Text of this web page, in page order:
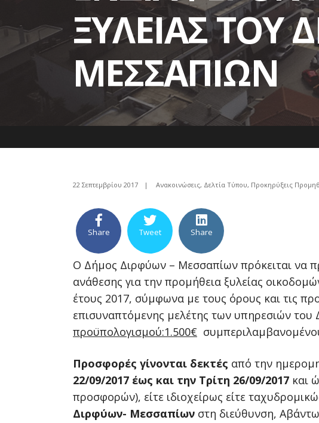
ΞΥΛΕΙΑΣ ΤΟΥ
ΜΕΣΣΑΠΙΩΝ
22 Σεπτεμβρίου 2017 | Ανακοινώσεις, Δελτία Τύπου, Προκηρύξεις
Share Tweet Share
Ο Δήμος Διρφύων – Μεσσαπίων πρόκειται να
ανάθεσης για την προμήθεια ξυλείας
έτους 2017, σύμφωνα με τους όρους και τις
επισυναπτόμενης μελέτης των υπηρεσιών του
προϋπολογισμού:1.500€
Προσφορές γίνονται δεκτές από την
22/09/2017 έως και την Τρίτη 26/09/2017 και
προσφορών), είτε ιδιοχείρως είτε
Διρφύων- Μεσσαπίων στη διεύθυνση,